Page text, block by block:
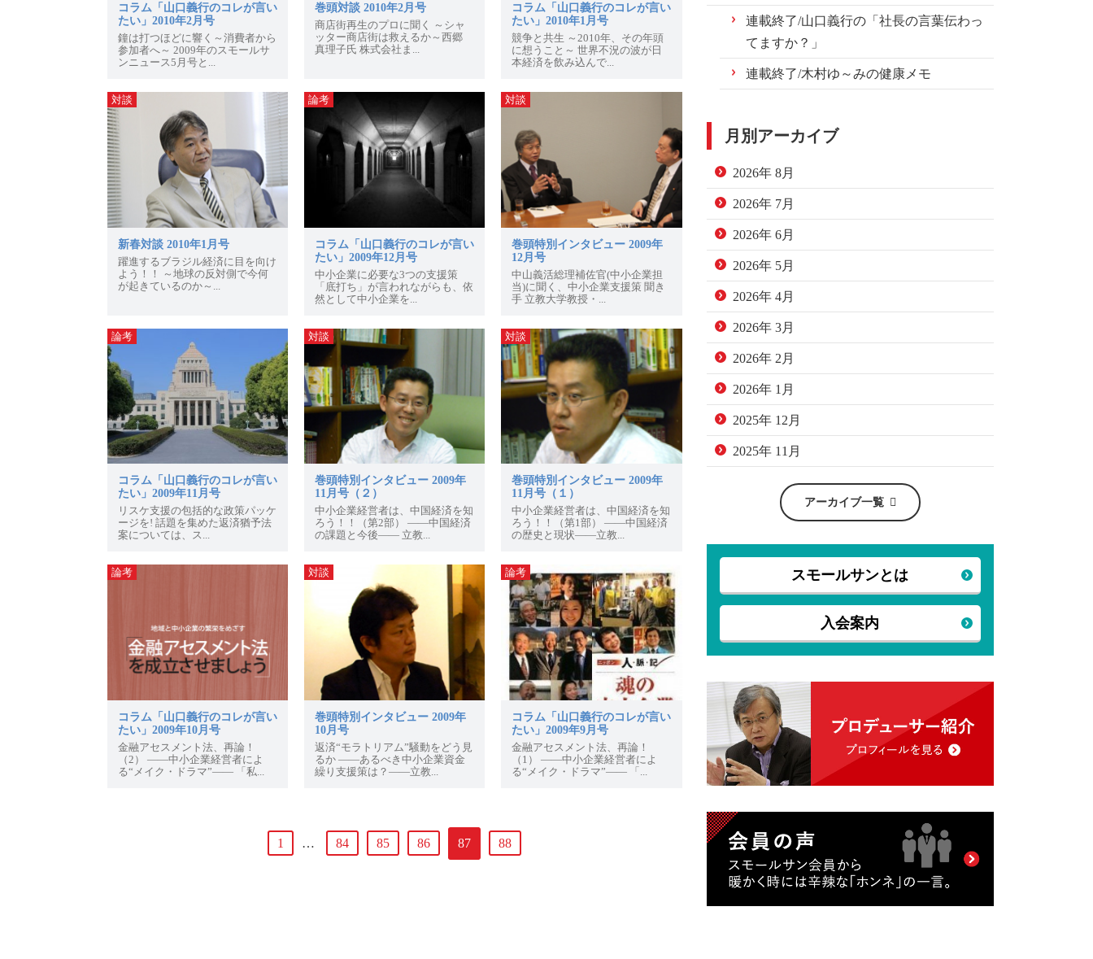
コラム「山口義行のコレが言い
たい」2010年2月号
鐘は打つほどに響く～消費者から
参加者へ～ 2009年のスモールサ
ンニュース5月号と...
巻頭対談 2010年2月号
商店街再生のプロに聞く ～シャ
ッター商店街は救えるか～西郷
真理子氏 株式会社ま...
コラム「山口義行のコレが言い
たい」2010年1月号
競争と共生 ～2010年、その年頭
に想うこと～ 世界不況の波が日
本経済を飲み込んで...
対談
新春対談 2010年1月号
躍進するブラジル経済に目を向け
よう！！ ～地球の反対側で今何
が起きているのか～...
論考
コラム「山口義行のコレが言い
たい」2009年12月号
中小企業に必要な3つの支援策
「底打ち」が言われながらも、依
然として中小企業を...
対談
巻頭特別インタビュー 2009年
12月号
中山義活総理補佐官(中小企業担
当)に聞く、中小企業支援策 聞き
手 立教大学教授・...
論考
コラム「山口義行のコレが言い
たい」2009年11月号
リスケ支援の包括的な政策パッケ
ージを! 話題を集めた返済猶予法
案については、ス...
対談
巻頭特別インタビュー 2009年
11月号（２）
中小企業経営者は、中国経済を知
ろう！！（第2部） ――中国経済
の課題と今後―― 立教...
対談
巻頭特別インタビュー 2009年
11月号（１）
中小企業経営者は、中国経済を知
ろう！！（第1部） ――中国経済
の歴史と現状――立教...
論考
コラム「山口義行のコレが言い
たい」2009年10月号
金融アセスメント法、再論！
（2） ――中小企業経営者によ
る“メイク・ドラマ”―― 「私...
対談
巻頭特別インタビュー 2009年
10月号
返済“モラトリアム”騒動をどう見
るか ――あるべき中小企業資金
繰り支援策は？――立教...
論考
コラム「山口義行のコレが言い
たい」2009年9月号
金融アセスメント法、再論！
（1） ――中小企業経営者によ
る“メイク・ドラマ”―― 「...
1 … 84 85 86 87 88
連載終了/山口義行の「社長の言葉伝わっ
てますか？」
連載終了/木村ゆ～みの健康メモ
月別アーカイブ
2026年 8月
2026年 7月
2026年 6月
2026年 5月
2026年 4月
2026年 3月
2026年 2月
2026年 1月
2025年 12月
2025年 11月
アーカイブ一覧
スモールサンとは
入会案内